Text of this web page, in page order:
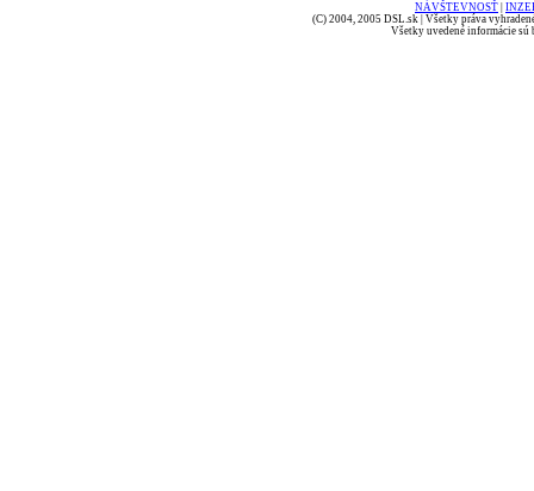
NÁVŠTEVNOSŤ
(C) 2004, 2005 DSL.sk | Všetky práva
Všetky uvedené informácie sú